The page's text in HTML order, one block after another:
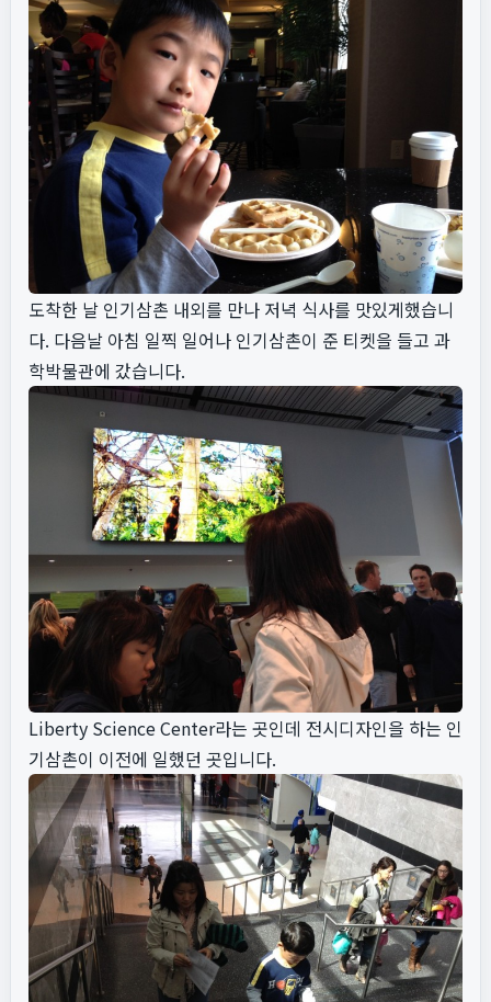
도착한 날 인기삼촌 내외를 만나 저녁 식사를 맛있게했습니
다. 다음날 아침 일찍 일어나 인기삼촌이 준 티켓을 들고 과
학박물관에 갔습니다.
Liberty Science Center라는 곳인데 전시디자인을 하는 인
기삼촌이 이전에 일했던 곳입니다.